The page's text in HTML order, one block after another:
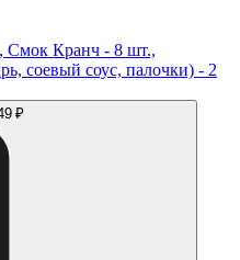
Смок Кранч - 8 шт.,
соевый соус, палочки) - 2
₽